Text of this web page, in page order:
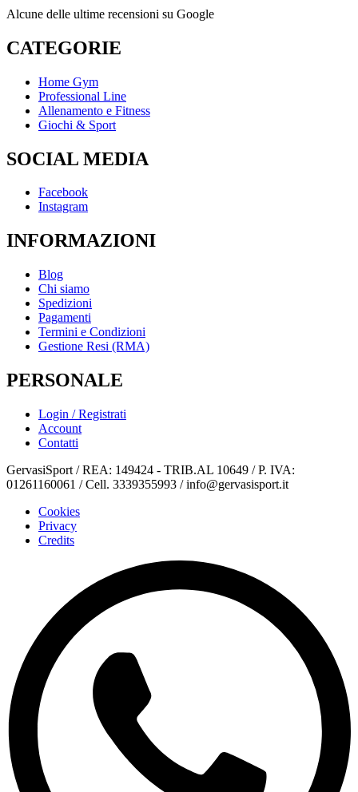
Alcune delle ultime recensioni su Google
CATEGORIE
Home Gym
Professional Line
Allenamento e Fitness
Giochi & Sport
SOCIAL MEDIA
Facebook
Instagram
INFORMAZIONI
Blog
Chi siamo
Spedizioni
Pagamenti
Termini e Condizioni
Gestione Resi (RMA)
PERSONALE
Login / Registrati
Account
Contatti
GervasiSport / REA: 149424 - TRIB.AL 10649 / P. IVA:
01261160061 / Cell. 3339355993 / info@gervasisport.it
Cookies
Privacy
Credits